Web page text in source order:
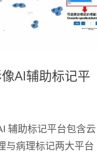
AI辅助标记平
辅助标记平台包含云
与病理标记两大平台